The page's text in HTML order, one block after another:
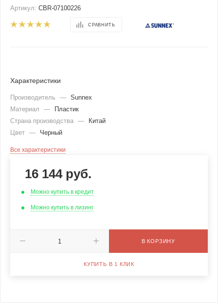
Артикул: CBR-07100226
СРАВНИТЬ
Характеристики
Производитель — Sunnex
Материал
—
Пластик
Страна производства —
Китай
Цвет — Черный
Все характеристики
16 144руб.
Можно купить в кредит
Можно купить в лизинг
В КОРЗИНУ
КУПИТЬ В 1 КЛИК